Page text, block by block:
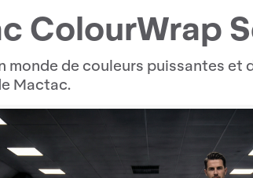
ColourWrap
monde de couleurs puissantes et
Mactac.